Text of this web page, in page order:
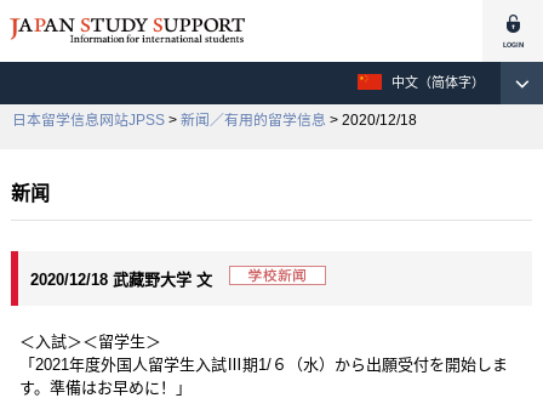
中文（简体字）
日本留学信息网站JPSS > 新闻／有用的留学信息 > 2020/12/18
新闻
2020/12/18 武藏野大学 文
＜入試＞＜留学生＞
「2021年度外国人留学生入試Ⅲ期1/６（水）から出願受付を開始しま
す。準備はお早めに！」